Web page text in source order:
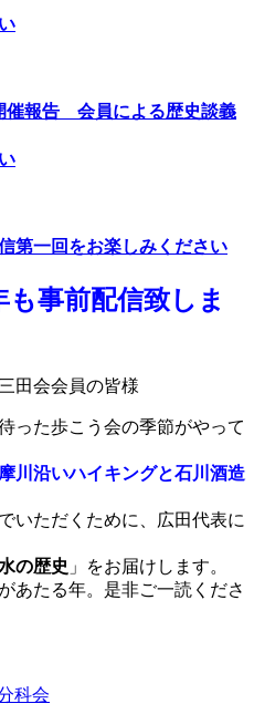
催報告 会員による歴史談義
第一回をお楽しみください
事前配信致しま
田会会員の皆様
った歩こう会の季節がやって
川沿いハイキングと石川酒造
いただくために、広田代表に
の歴史 」をお届けします。
あたる年。是非ご一読くださ
科会